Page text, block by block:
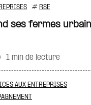
# RSE
ses fermes
1 min de lecture
AUX ENTREPRISES